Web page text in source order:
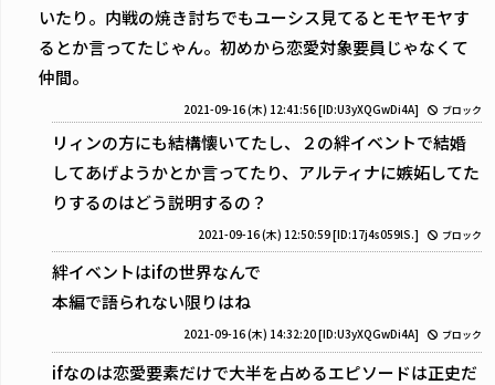
いたり。内戦の焼き討ちでもユーシス見てるとモヤモヤす
るとか言ってたじゃん。初めから恋愛対象要員じゃなくて
仲間。
2021-09-16 (木) 12:41:56[ID:U3yXQGwDi4A] ブロック
リィンの方にも結構懐いてたし、２の絆イベントで結婚
してあげようかとか言ってたり、アルティナに嫉妬してた
りするのはどう説明するの？
2021-09-16 (木) 12:50:59[ID:17j4s059lS.] ブロック
絆イベントはifの世界なんで
本編で語られない限りはね
2021-09-16 (木) 14:32:20[ID:U3yXQGwDi4A] ブロック
ifなのは恋愛要素だけで大半を占めるエピソードは正史だ